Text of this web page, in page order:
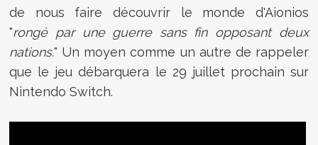
de nous faire découvrir le monde d'Aionios
"rongé par une guerre sans fin opposant deux
nations." Un moyen comme un autre de rappeler
que le jeu débarquera le 29 juillet prochain sur
Nintendo Switch.